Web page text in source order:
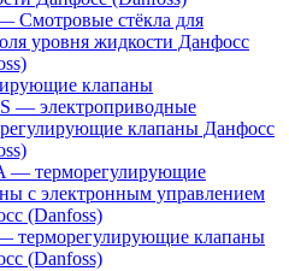
Смотровые стёкла для
уровня жидкости Данфосс
клапаны
— электроприводные
клапаны Данфосс
— терморегулирующие
с электронным управлением
(Danfoss)
терморегулирующие клапаны
(Danfoss)